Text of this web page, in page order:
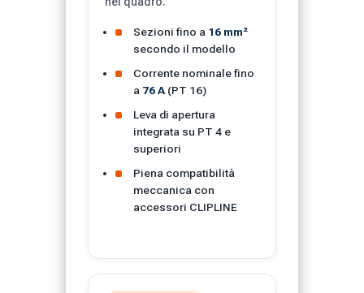
Sezioni fino a 16 mm²
secondo il modello
Corrente nominale fino
a 76 A(PT 16)
Leva di apertura
integrata su PT 4 e
superiori
Piena compatibilità
meccanica con
accessori CLIPLINE